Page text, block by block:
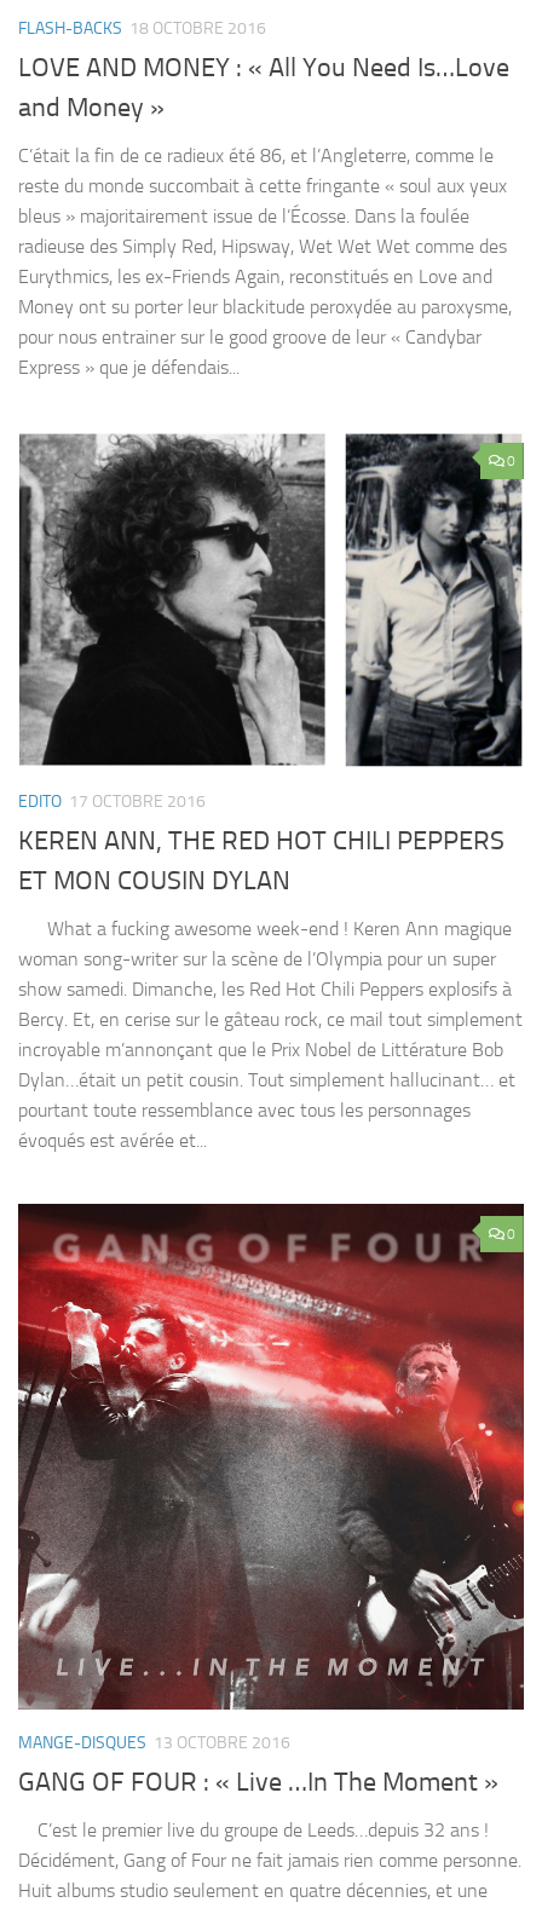
FLASH-BACKS 18 OCTOBRE 2016
LOVE AND MONEY : « All You Need Is…Love
and Money »
C’était la fin de ce radieux été 86, et l’Angleterre, comme le
reste du monde succombait à cette fringante « soul aux yeux
bleus » majoritairement issue de l’Écosse. Dans la foulée
radieuse des Simply Red, Hipsway, Wet Wet Wet comme des
Eurythmics, les ex-Friends Again, reconstitués en Love and
Money ont su porter leur blackitude peroxydée au paroxysme,
pour nous entrainer sur le good groove de leur « Candybar
Express » que je défendais...
0
EDITO 17 OCTOBRE 2016
KEREN ANN, THE RED HOT CHILI PEPPERS
ET MON COUSIN DYLAN
What a fucking awesome week-end ! Keren Ann magique
woman song-writer sur la scène de l’Olympia pour un super
show samedi. Dimanche, les Red Hot Chili Peppers explosifs à
Bercy. Et, en cerise sur le gâteau rock, ce mail tout simplement
incroyable m’annonçant que le Prix Nobel de Littérature Bob
Dylan…était un petit cousin. Tout simplement hallucinant… et
pourtant toute ressemblance avec tous les personnages
évoqués est avérée et...
0
MANGE-DISQUES 13 OCTOBRE 2016
GANG OF FOUR : « Live …In The Moment »
C’est le premier live du groupe de Leeds…depuis 32 ans !
Décidément, Gang of Four ne fait jamais rien comme personne.
Huit albums studio seulement en quatre décennies, et une